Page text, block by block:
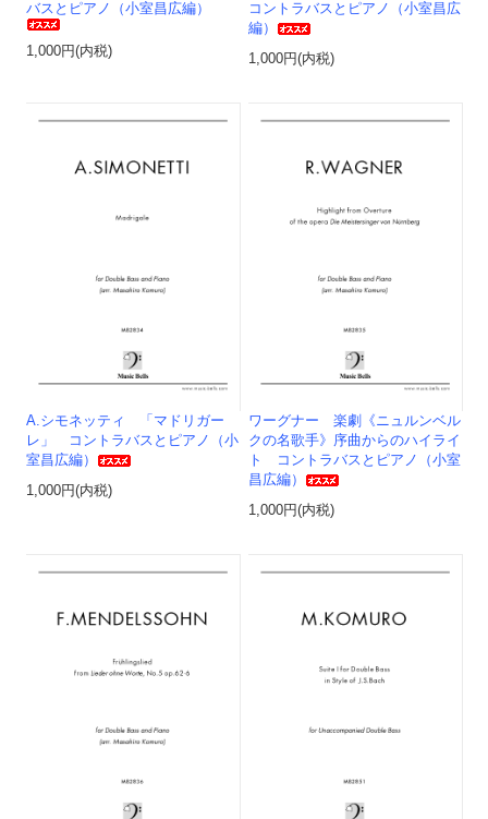
バスとピアノ（小室昌広編）
1,000円(内税)
コントラバスとピアノ（小室昌広
編）
1,000円(内税)
A.シモネッティ 「マドリガー
レ」 コントラバスとピアノ（小
室昌広編）
1,000円(内税)
ワーグナー 楽劇《ニュルンベル
クの名歌手》序曲からのハイライ
ト コントラバスとピアノ（小室
昌広編）
1,000円(内税)